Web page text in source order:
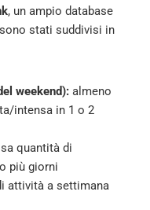
, un ampio database
stati suddivisi in
weekend): almeno
intensa in 1 o 2
quantità di
più giorni
attività a settimana